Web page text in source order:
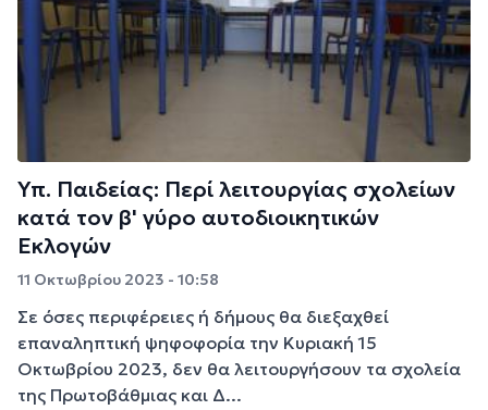
Υπ. Παιδείας: Περί λειτουργίας σχολείων
κατά τον β' γύρο αυτοδιοικητικών
Εκλογών
11 Οκτωβρίου 2023 - 10:58
Σε όσες περιφέρειες ή δήμους θα διεξαχθεί
επαναληπτική ψηφοφορία την Κυριακή 15
Οκτωβρίου 2023, δεν θα λειτουργήσουν τα σχολεία
της Πρωτοβάθμιας και Δ...